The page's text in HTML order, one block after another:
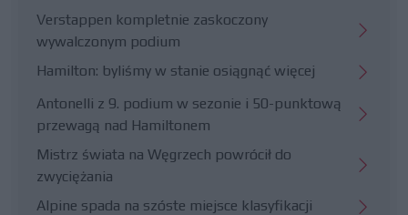
Verstappen kompletnie zaskoczony
wywalczonym podium
Hamilton: byliśmy w stanie osiągnąć więcej
Antonelli z 9. podium w sezonie i 50-punktową
przewagą nad Hamiltonem
Mistrz świata na Węgrzech powrócił do
zwyciężania
Alpine spada na szóste miejsce klasyfikacji